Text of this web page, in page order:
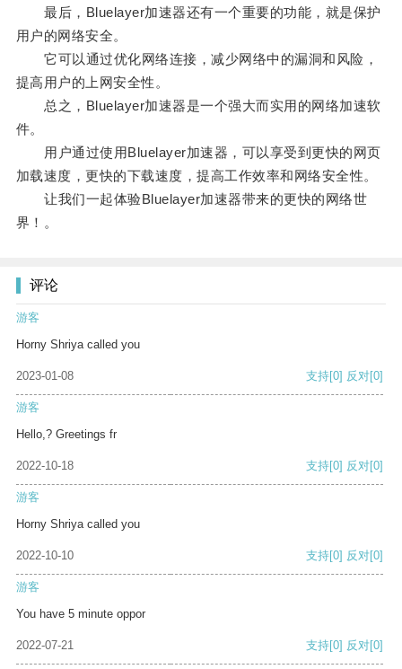
最后，Bluelayer加速器还有一个重要的功能，就是保护
用户的网络安全。
它可以通过优化网络连接，减少网络中的漏洞和风险，
提高用户的上网安全性。
总之，Bluelayer加速器是一个强大而实用的网络加速软
件。
用户通过使用Bluelayer加速器，可以享受到更快的网页
加载速度，更快的下载速度，提高工作效率和网络安全性。
让我们一起体验Bluelayer加速器带来的更快的网络世
界！。
评论
游客
Horny Shriya called you
2023-01-08 支持[0] 反对[0]
游客
Hello,? Greetings fr
2022-10-18 支持[0] 反对[0]
游客
Horny Shriya called you
2022-10-10 支持[0] 反对[0]
游客
You have 5 minute oppor
2022-07-21 支持[0] 反对[0]